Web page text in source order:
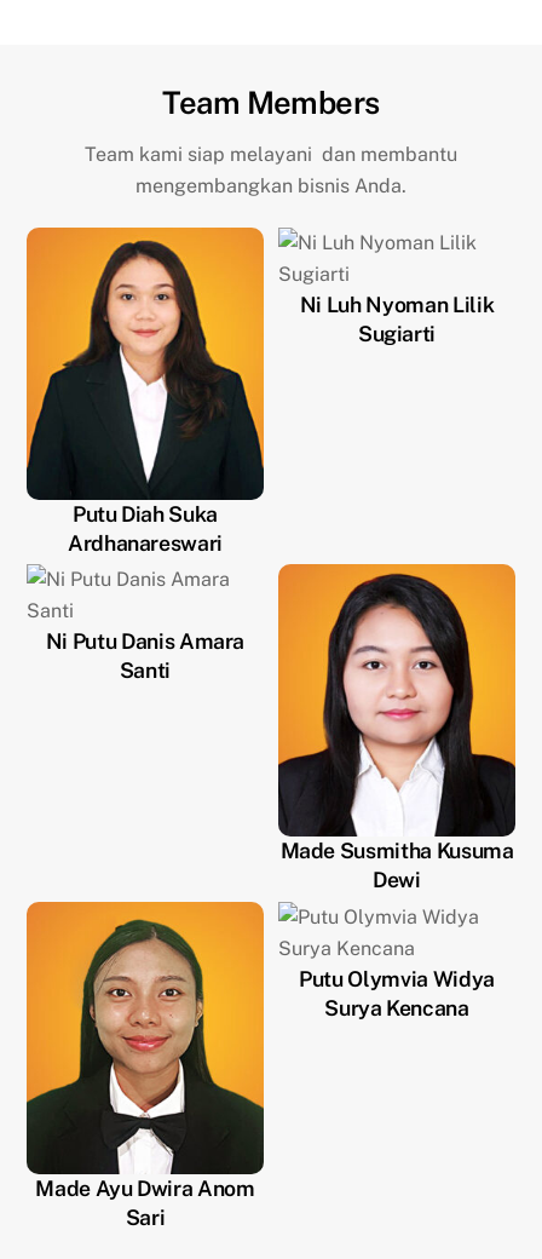
Team Members
Team kami siap melayani dan membantu
mengembangkan bisnis Anda.
Putu Diah Suka
Ardhanareswari
Ni Luh Nyoman Lilik
Sugiarti
Ni Putu Danis Amara
Santi
Made Susmitha Kusuma
Dewi
Made Ayu Dwira Anom
Sari
Putu Olymvia Widya
Surya Kencana